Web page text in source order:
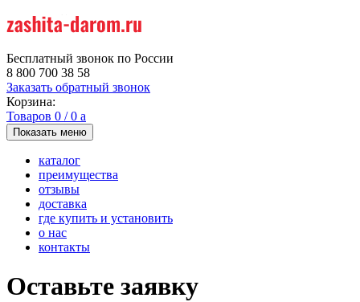
Бесплатный звонок по России
8 800 700 38 58
Заказать обратный звонок
Корзина:
Товаров 0 /0 a
Показать меню
каталог
преимущества
отзывы
доставка
где купить и установить
о нас
контакты
Оставьте заявку